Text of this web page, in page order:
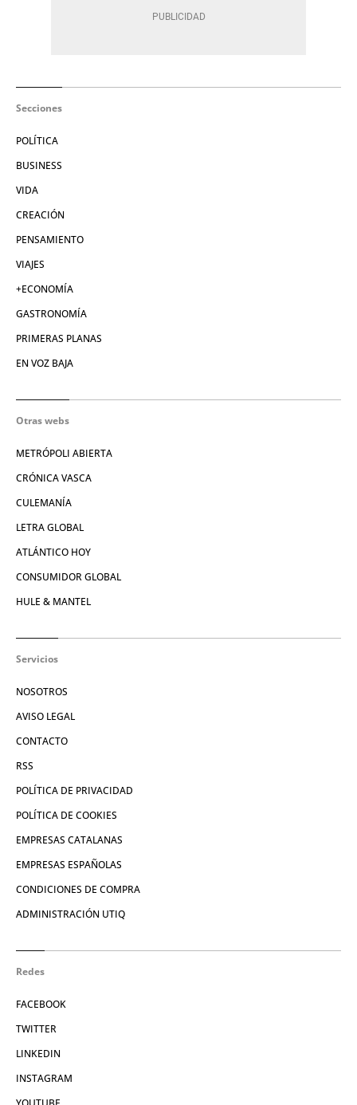
Secciones
POLÍTICA
BUSINESS
VIDA
CREACIÓN
PENSAMIENTO
VIAJES
+ECONOMÍA
GASTRONOMÍA
PRIMERAS PLANAS
EN VOZ BAJA
Otras webs
METRÓPOLI ABIERTA
CRÓNICA VASCA
CULEMANÍA
LETRA GLOBAL
ATLÁNTICO HOY
CONSUMIDOR GLOBAL
HULE & MANTEL
Servicios
NOSOTROS
AVISO LEGAL
CONTACTO
RSS
POLÍTICA DE PRIVACIDAD
POLÍTICA DE COOKIES
EMPRESAS CATALANAS
EMPRESAS ESPAÑOLAS
CONDICIONES DE COMPRA
ADMINISTRACIÓN UTIQ
Redes
FACEBOOK
TWITTER
LINKEDIN
INSTAGRAM